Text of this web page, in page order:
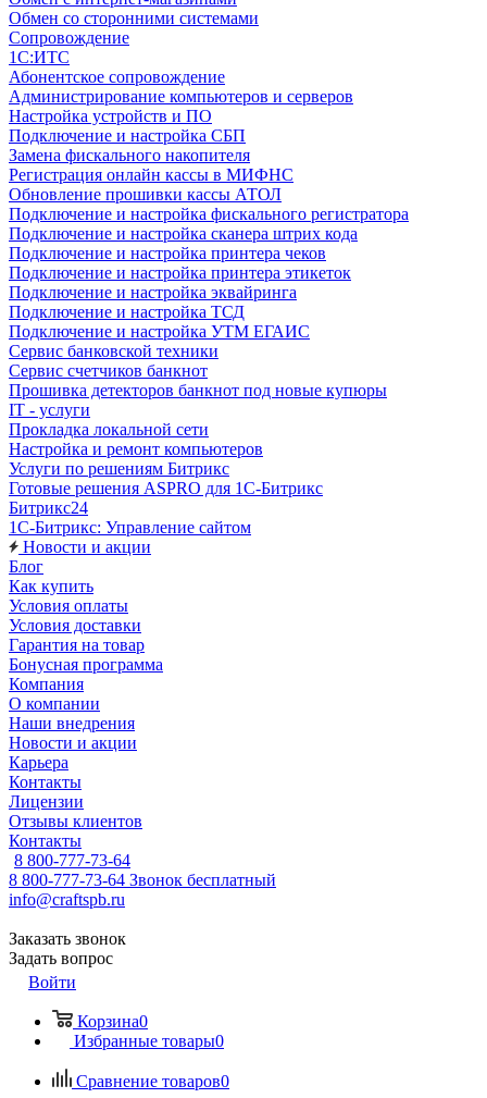
Обмен со сторонними системами
Сопровождение
1C:ИТС
Абонентское сопровождение
Администрирование компьютеров и серверов
Настройка устройств и ПО
Подключение и настройка СБП
Замена фискального накопителя
Регистрация онлайн кассы в МИФНС
Обновление прошивки кассы АТОЛ
Подключение и настройка фискального регистратора
Подключение и настройка сканера штрих кода
Подключение и настройка принтера чеков
Подключение и настройка принтера этикеток
Подключение и настройка эквайринга
Подключение и настройка ТСД
Подключение и настройка УТМ ЕГАИС
Сервис банковской техники
Сервис счетчиков банкнот
Прошивка детекторов банкнот под новые купюры
IT - услуги
Прокладка локальной сети
Настройка и ремонт компьютеров
Услуги по решениям Битрикс
Готовые решения ASPRO для 1С-Битрикс
Битрикс24
1С-Битрикс: Управление сайтом
Новости и акции
Блог
Как купить
Условия оплаты
Условия доставки
Гарантия на товар
Бонусная программа
Компания
О компании
Наши внедрения
Новости и акции
Карьера
Контакты
Лицензии
Отзывы клиентов
Контакты
8 800-777-73-64
8 800-777-73-64 Звонок бесплатный
info@craftspb.ru
Заказать звонок
Задать вопрос
Войти
Корзина0
Избранные товары0
Сравнение товаров0